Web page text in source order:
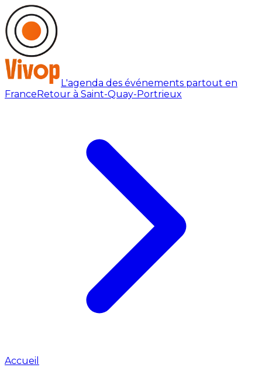
L'agenda des événements partout en
FranceRetour à Saint-Quay-Portrieux
Accueil